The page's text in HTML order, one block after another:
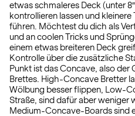
etwas schmaleres Deck (unter
kontrollieren lassen und
führen. Möchtest du dich als
und an coolen Tricks und
einem etwas breiteren Deck
Kontrolle über die zusätzliche
Punkt ist das Concave, also der
Brettes. High-Concave Bretter
Wölbung besser flippen, Low-
Straße, sind dafür aber weniger
Medium-Concave-Boards sind